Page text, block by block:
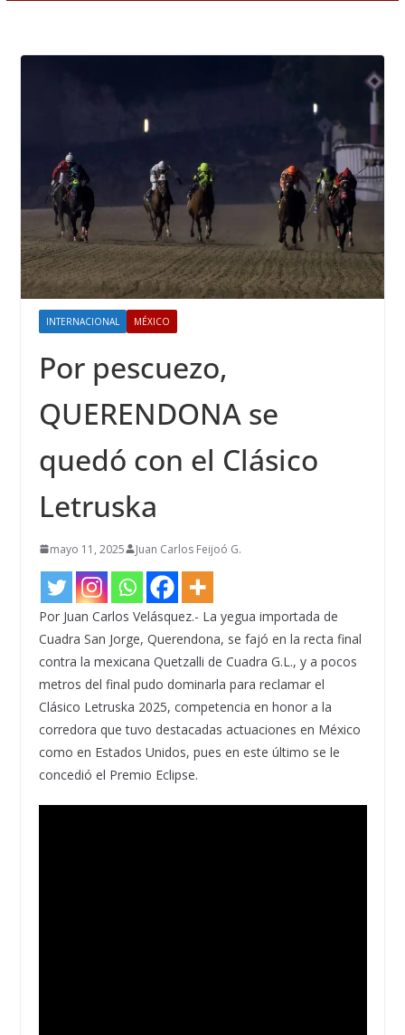
INTERNACIONAL MÉXICO
Por pescuezo,
QUERENDONA se
quedó con el Clásico
Letruska
mayo 11, 2025 Juan Carlos Feijoó G.
Por Juan Carlos Velásquez.- La yegua importada de
Cuadra San Jorge, Querendona, se fajó en la recta final
contra la mexicana Quetzalli de Cuadra G.L., y a pocos
metros del final pudo dominarla para reclamar el
Clásico Letruska 2025, competencia en honor a la
corredora que tuvo destacadas actuaciones en México
como en Estados Unidos, pues en este último se le
concedió el Premio Eclipse.